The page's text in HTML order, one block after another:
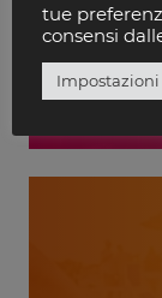
tue
consensi
Impostazioni